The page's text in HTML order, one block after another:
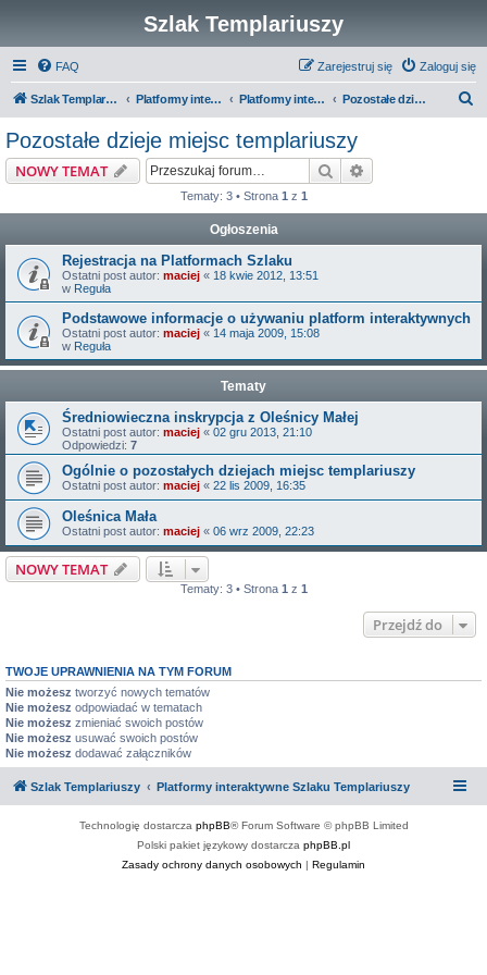
Szlak Templariuszy
FAQ Zaloguj się
Zarejestruj się
Szlak Templariuszy Platformy interaktywne Szlaku Templariuszy Platformy interaktywne - Miejsca związane z Templariuszami Pozostałe dzieje miejsc templariuszy
Pozostałe dzieje miejsc templariuszy
NOWY TEMAT Szukaj
Tematy: 3 • Strona 1 z 1
Ogłoszenia
Rejestracja na Platformach Szlaku
Ostatni post autor: maciej « 18 kwie 2012, 13:51
w Reguła
Podstawowe informacje o używaniu platform interaktywnych
Ostatni post autor: maciej « 14 maja 2009, 15:08
w Reguła
Tematy
Średniowieczna inskrypcja z Oleśnicy Małej
Ostatni post autor: maciej « 02 gru 2013, 21:10
Odpowiedzi: 7
Ogólnie o pozostałych dziejach miejsc templariuszy
Ostatni post autor: maciej « 22 lis 2009, 16:35
Oleśnica Mała
Ostatni post autor: maciej « 06 wrz 2009, 22:23
NOWY TEMAT
Tematy: 3 • Strona 1 z 1
Przejdź do
TWOJE UPRAWNIENIA NA TYM FORUM
Nie możesz tworzyć nowych tematów
Nie możesz odpowiadać w tematach
Nie możesz zmieniać swoich postów
Nie możesz usuwać swoich postów
Nie możesz dodawać załączników
Szlak Templariuszy Platformy interaktywne Szlaku Templariuszy
Technologię dostarcza phpBB® Forum Software © phpBB Limited
Polski pakiet językowy dostarcza phpBB.pl
Zasady ochrony danych osobowych | Regulamin